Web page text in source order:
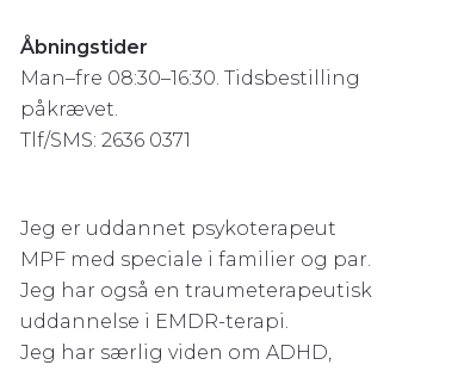
Åbningstider
Man–fre 08:30–16:30. Tidsbestilling
påkrævet.
Tlf/SMS: 2636 0371
Jeg er uddannet psykoterapeut
MPF med speciale i familier og par.
Jeg har også en traumeterapeutisk
uddannelse i EMDR-terapi.
Jeg har særlig viden om ADHD,